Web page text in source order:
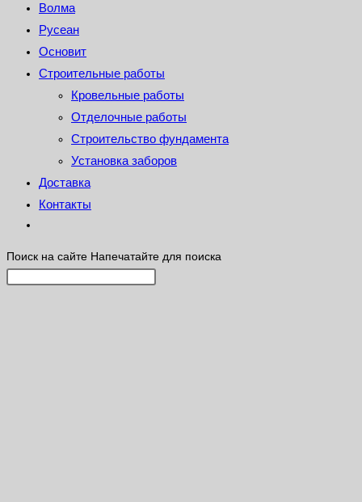
Волма
Русеан
Основит
Строительные работы
Кровельные работы
Отделочные работы
Строительство фундамента
Установка заборов
Доставка
Контакты
Поиск на сайте Напечатайте для поиска